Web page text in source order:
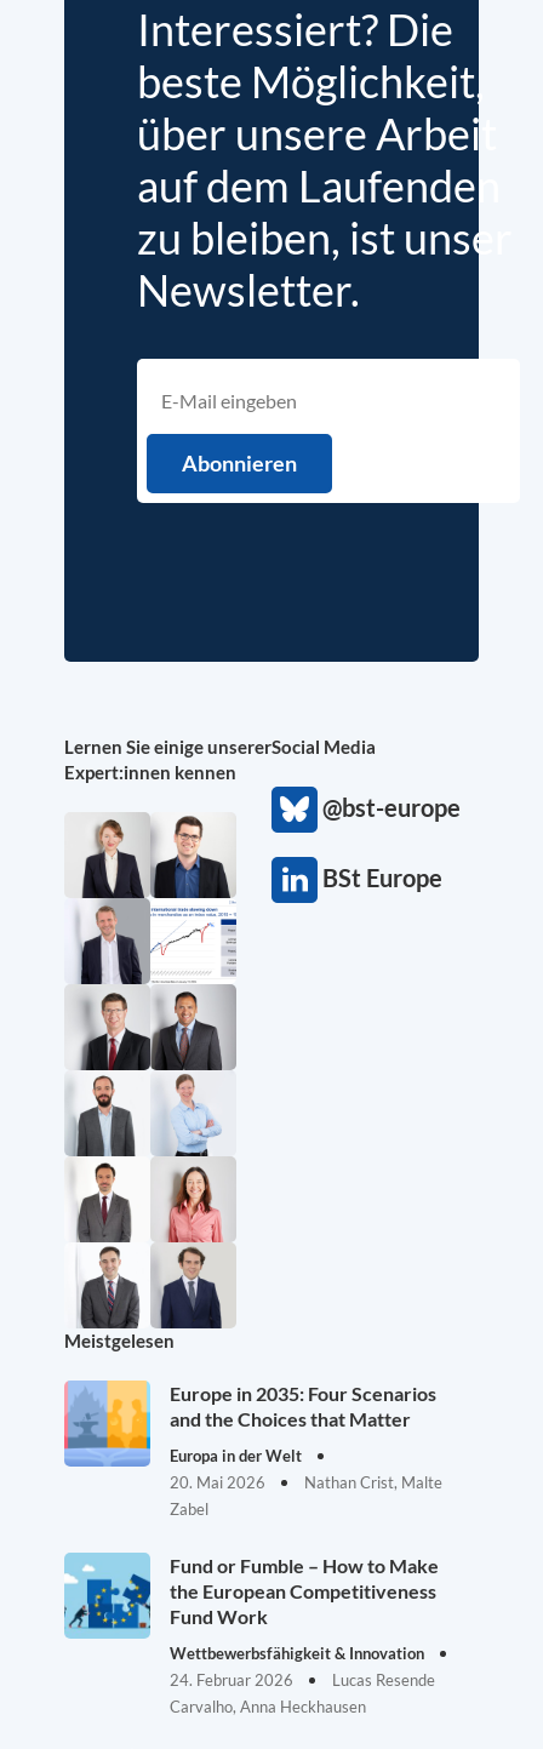
Interessiert? Die
beste Möglichkeit,
über unsere Arbeit
auf dem Laufenden
zu bleiben, ist unser
Newsletter.
Lernen Sie einige unserer
Expert:innen kennen
Social Media
@bst-europe
BSt Europe
Meistgelesen
Europe in 2035: Four Scenarios
and the Choices that Matter
Europa in der Welt
20. Mai 2026
Nathan Crist, Malte
Zabel
Fund or Fumble – How to Make
the European Competitiveness
Fund Work
Wettbewerbsfähigkeit & Innovation
24. Februar 2026
Lucas Resende
Carvalho, Anna Heckhausen